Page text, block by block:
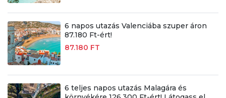
6 napos utazás Valenciába szuper áron
87.180 Ft-ért!
87.180 FT
6 teljes napos utazás Malagára és